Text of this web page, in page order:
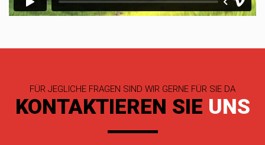
FÜR JEGLICHE FRAGEN SIND WIR GERNE FÜR SIE DA
KONTAKTIEREN SIE UNS